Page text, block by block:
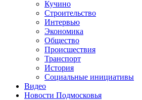
Кучино
Строительство
Интервью
Экономика
Общество
Происшествия
Транспорт
История
Социальные инициативы
Видео
Новости Подмосковья